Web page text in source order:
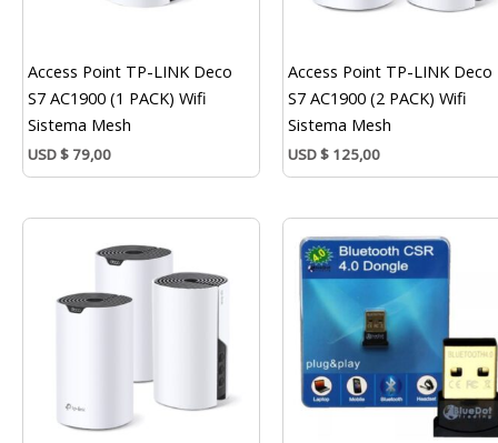
Access Point TP-LINK Deco
S7 AC1900 (1 PACK) Wifi
Sistema Mesh
USD$ 79,00
Access Point TP-LINK Deco
S7 AC1900 (2 PACK) Wifi
Sistema Mesh
USD$ 125,00